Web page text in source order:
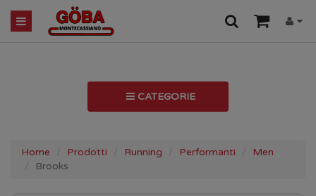
CATEGORIE
Home Prodotti Running Performanti
Men
Brooks